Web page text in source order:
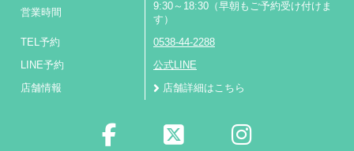
営業時間
9:30～18:30（早朝もご予約受け付けま
す）
TEL予約 0538-44-2288
LINE予約 公式LINE
店舗情報 店舗詳細はこちら